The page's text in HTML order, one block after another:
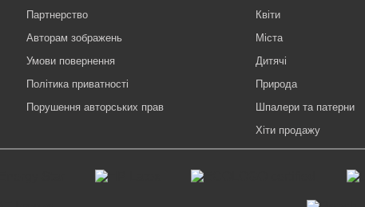
Партнерство
Авторам зображень
Умови повернення
Політика приватності
Порушення авторських прав
Квіти
Міста
Дитячі
Природа
Шпалери та патерни
Хіти продажу